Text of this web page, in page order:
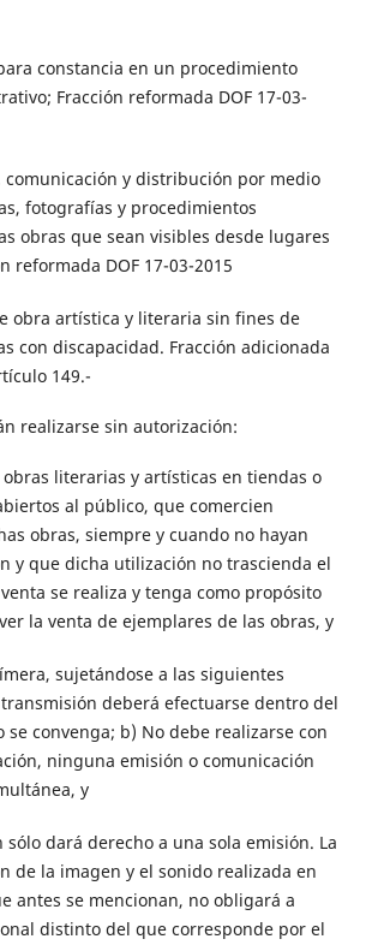
constancia en un procedimiento
Fracción reformada DOF 17-03-
comunicación y distribución por medio
fotografí­as y procedimientos
obras que sean visibles desde lugares
reformada DOF 17-03-2015
obra artí­stica y literaria sin fines de
con discapacidad. Fracción adicionada
149.-
realizarse sin autorización:
literarias y artí­sticas en tiendas o
al público, que comercien
obras, siempre y cuando no hayan
y que dicha utilización no trascienda el
se realiza y tenga como propósito
la venta de ejemplares de las obras, y
sujetándose a las siguientes
deberá efectuarse dentro del
se convenga; b) No debe realizarse con
ninguna emisión o comunicación
y
dará derecho a una sola emisión. La
de la imagen y el sonido realizada en
antes se mencionan, no obligará a
distinto del que corresponde por el